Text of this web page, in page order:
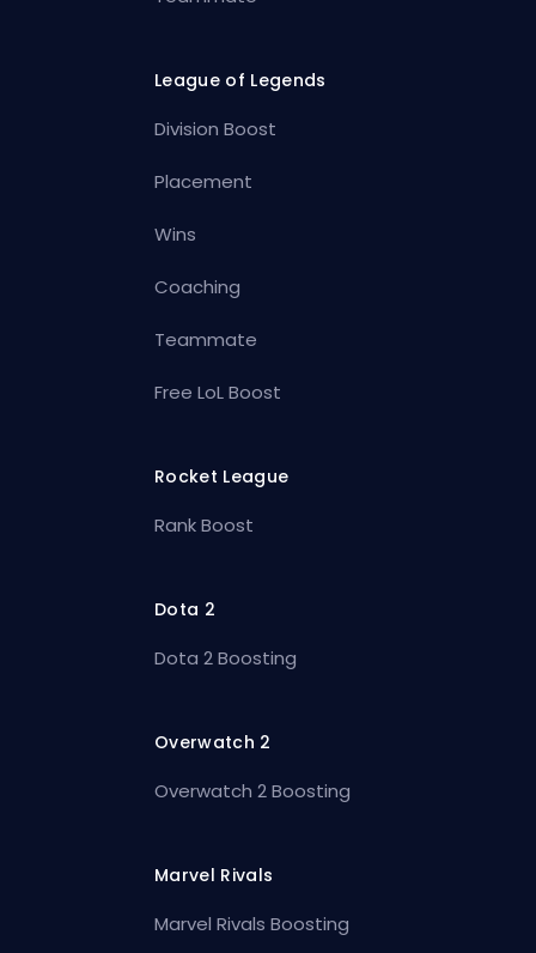
League of Legends
Division Boost
Placement
Wins
Coaching
Teammate
Free LoL Boost
Rocket League
Rank Boost
Dota 2
Dota 2 Boosting
Overwatch 2
Overwatch 2 Boosting
Marvel Rivals
Marvel Rivals Boosting